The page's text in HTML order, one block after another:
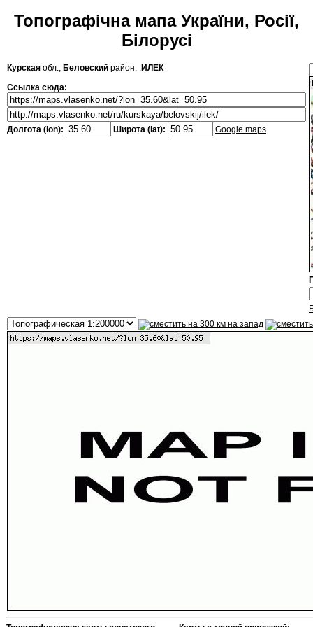
Топографічна мапа України, Росії,
Білорусі
Курская обл., Беловский район, .ИЛЕК
Ссылка сюда:
Долгота (lon): Широта (lat): Google maps